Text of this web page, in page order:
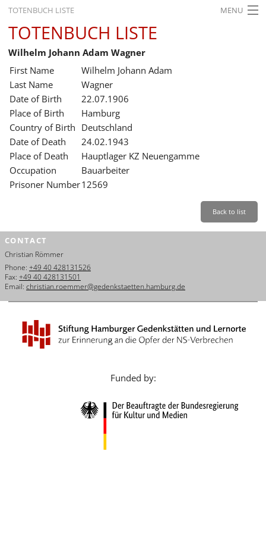
TOTENBUCH LISTE MENU
STARTSEITE
AUSSTELLUNGEN
GESCHICHTE
BILDUNG
FORSCHUNG
SERVICE
Leichte Sprache Back
Dansk
Español
Italiano
Nederlands
Português
TOTENBUCH LISTE
Wilhelm Johann Adam Wagner
First Name
Wilhelm Johann Adam
Last Name
Wagner
Date of Birth
22.07.1906
Place of Birth
Hamburg
Country of Birth Deutschland
Date of Death
24.02.1943
Place of Death
Hauptlager KZ Neuengamme
Occupation
Bauarbeiter
Prisoner Number12569
Back to list
CONTACT
Christian Römmer
Phone: +49 40 428131526
Fax: +49 40 428131501
Email: christian.roemmer@gedenkstaetten.hamburg.de
Funded by: